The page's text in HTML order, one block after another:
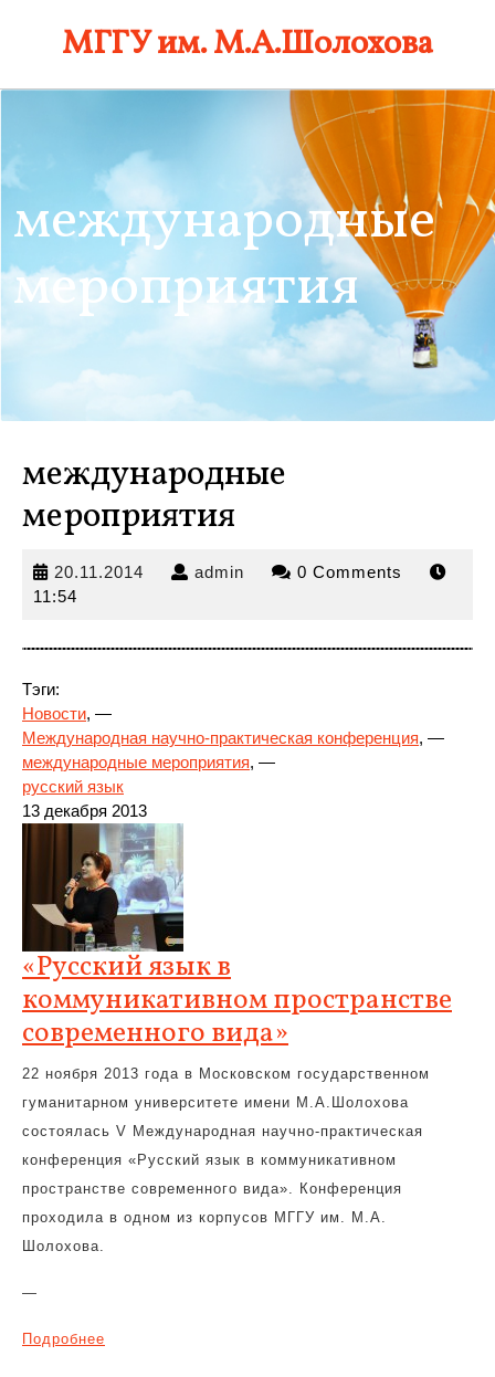
МГГУ им. М.А.Шолохова
международные
мероприятия
международные
мероприятия
20.11.2014 20.11.2014
admin admin 0 Comments
11:54
Тэги:
Новости, —
Международная научно-практическая конференция, —
международные мероприятия, —
русский язык
13 декабря 2013
«Русский язык в
коммуникативном пространстве
современного вида»
22 ноября 2013 года в Московском государственном
гуманитарном университете имени М.А.Шолохова
состоялась V Международная научно-практическая
конференция «Русский язык в коммуникативном
пространстве современного вида». Конференция
проходила в одном из корпусов МГГУ им. М.А.
Шолохова.
—
Подробнее